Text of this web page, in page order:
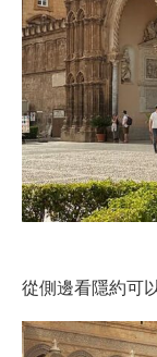
從側邊看隱約可